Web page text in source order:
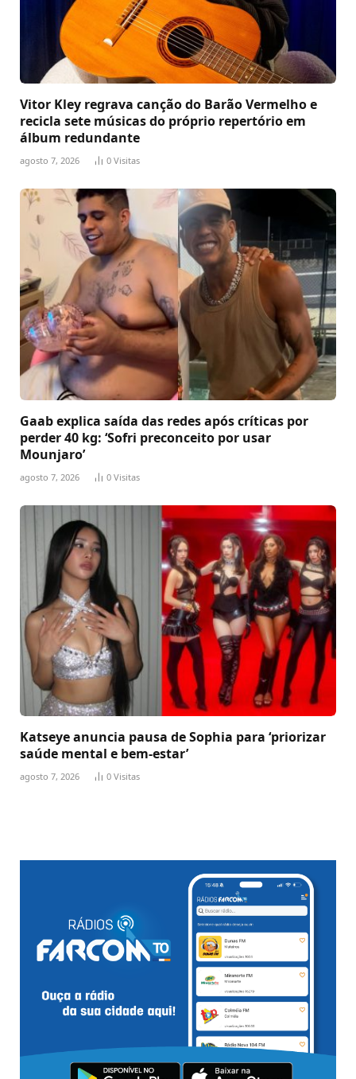
Vitor Kley regrava canção do Barão Vermelho e
recicla sete músicas do próprio repertório em
álbum redundante
agosto 7, 2026 0 Visitas
Gaab explica saída das redes após críticas por
perder 40 kg: ‘Sofri preconceito por usar
Mounjaro’
agosto 7, 2026 0 Visitas
Katseye anuncia pausa de Sophia para ‘priorizar
saúde mental e bem-estar’
agosto 7, 2026 0 Visitas